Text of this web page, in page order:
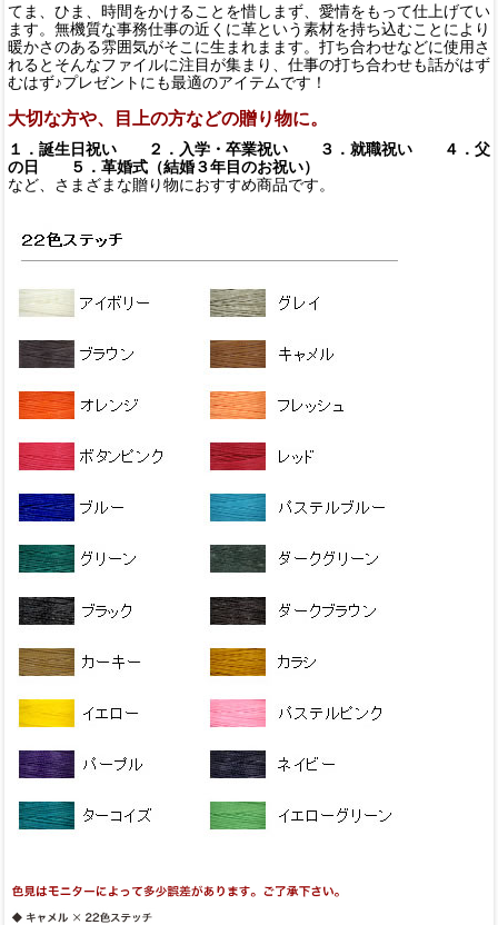
てま、ひま、時間をかけることを惜しまず、愛情をもって仕上げてい
ます。無機質な事務仕事の近くに革という素材を持ち込むことにより
暖かさのある雰囲気がそこに生まれまます。打ち合わせなどに使用さ
れるとそんなファイルに注目が集まり、仕事の打ち合わせも話がはず
むはず♪プレゼントにも最適のアイテムです！
大切な方や、目上の方などの贈り物に。
１．誕生日祝い ２．入学・卒業祝い ３．就職祝い ４．父
の日 ５．革婚式（結婚３年目のお祝い）
など、さまざまな贈り物におすすめ商品です。